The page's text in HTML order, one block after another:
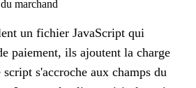
marchand
un fichier JavaScript qui
paiement, ils ajoutent la charge
s'accroche aux champs du